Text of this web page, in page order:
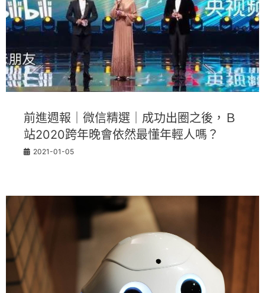
前進週報｜微信精選｜成功出圈之後，Ｂ
站2020跨年晚會依然最懂年輕人嗎？
2021-01-05